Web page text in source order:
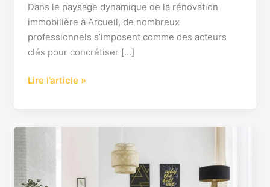
Dans le paysage dynamique de la rénovation
immobilière à Arcueil, de nombreux
professionnels s’imposent comme des acteurs
clés pour concrétiser […]
Arcueil
:
expert
en
travaux
Lire l’article »
de